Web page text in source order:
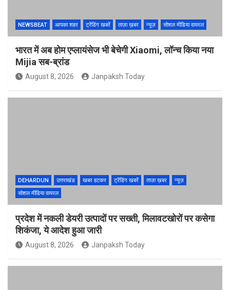
NEWSBEAT आपका शहर ट्रेंडिंग खबरें ताज़ा ख़बर न्यूज़ सोशल मीडिया वायरल
भारत में अब होम एप्लायंसेज भी बेचेगी Xiaomi, लॉन्च किया नया
Mijia सब-ब्रांड
August 8, 2026 Janpaksh Today
DEHARDUN उत्तराखंड खबर हटकर ट्रेंडिंग खबरें ताज़ा ख़बर
न्यूज़
सोशल मीडिया वायरल
प्रदेश में नकली डेयरी उत्पादों पर सख्ती, मिलावटखोरों पर कसेगा
शिकंजा, ये आदेश हुआ जारी
August 8, 2026 Janpaksh Today